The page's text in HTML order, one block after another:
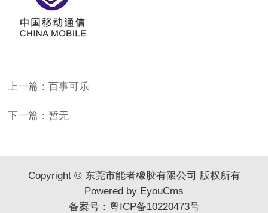
上一篇：百事可乐
下一篇：暂无
Copyright © 东莞市能者橡胶有限公司 版权所有
Powered by EyouCms
备案号： 粤ICP备10220473号